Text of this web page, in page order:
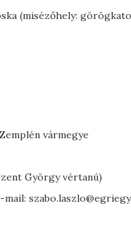
(misézőhely:
vármegye
György vértanú)
mail: